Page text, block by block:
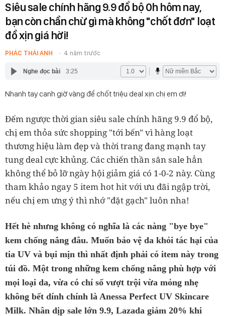
Siêu sale chính hãng 9.9 đổ bộ 0h hôm nay,
bạn còn chần chừ gì mà không "chốt đơn" loạt
đồ xịn giá hời!
PHÁC THÁI ANH 4 năm trước
Nghe đọc bài 3:25
Nhanh tay canh giờ vàng để chốt triệu deal xịn chị em ơi!
Đếm ngược thời gian siêu sale chính hãng 9.9 đổ bộ,
chị em thỏa sức shopping "tới bến" vì hàng loạt
thương hiệu làm đẹp và thời trang đang mạnh tay
tung deal cực khủng. Các chiến thần săn sale hẳn
không thể bỏ lỡ ngày hội giảm giá có 1-0-2 này. Cùng
tham khảo ngay 5 item hot hit với ưu đãi ngập trời,
nếu chị em ưng ý thì nhớ "đặt gạch" luôn nha!
Hết hè nhưng không có nghĩa là các nàng "bye bye"
kem chống nắng đâu. Muốn bảo vệ da khỏi tác hại của
tia UV và bụi mịn thì nhất định phải có item này trong
túi đồ. Một trong những kem chống nắng phù hợp với
mọi loại da, vừa có chỉ số vượt trội vừa mỏng nhẹ
không bết dính chính là Anessa Perfect UV Skincare
Milk. Nhân dịp sale lớn 9.9, Lazada giảm 20% khi